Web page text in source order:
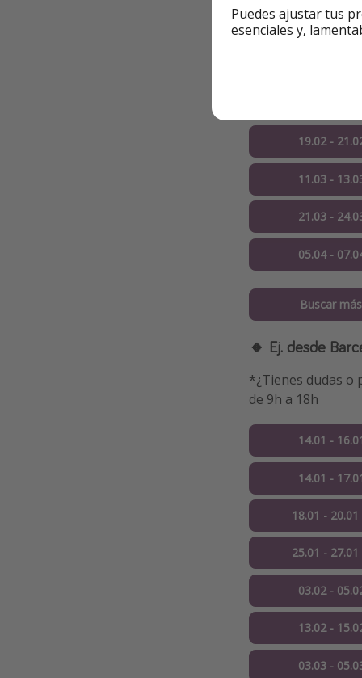
22.01 - 24.01
19.02 -
11.03 -
21.03 -
05.04 -
Buscar
🔸 Ej. desde
*¿Tienes dudas o
de 9h a 18h
14.01 -
14.01 -
18.01 -
25.01 -
03.02 -
13.02 -
03.03 -
Puedes ajustar tus
esenciales y,